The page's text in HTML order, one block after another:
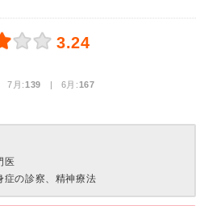
3.24
7月:139 | 6月:167
医
症の診察、精神療法